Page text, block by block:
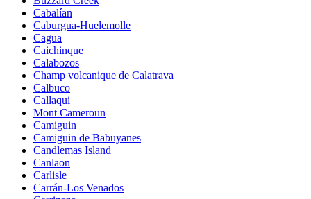
Cabalían
Caburgua-Huelemolle
Cagua
Caichinque
Calabozos
Champ volcanique de Calatrava
Calbuco
Callaqui
Mont Cameroun
Camiguin
Camiguin de Babuyanes
Candlemas Island
Canlaon
Carlisle
Carrán-Los Venados